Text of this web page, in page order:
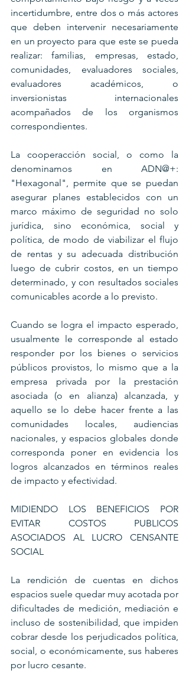
incertidumbre, entre dos o más actores
que deben intervenir necesariamente
en un proyecto para que este se pueda
realizar: familias, empresas, estado,
comunidades, evaluadores sociales,
evaluadores académicos, o
inversionistas internacionales
acompañados de los organismos
correspondientes.
La cooperacción social, o como la
denominamos en ADN@+:
"Hexagonal", permite que se puedan
asegurar planes establecidos con un
marco máximo de seguridad no solo
jurídica, sino económica, social y
política, de modo de viabilizar el flujo
de rentas y su adecuada distribución
luego de cubrir costos, en un tiempo
determinado, y con resultados sociales
comunicables acorde a lo previsto.
Cuando se logra el impacto esperado,
usualmente le corresponde al estado
responder por los bienes o servicios
públicos provistos, lo mismo que a la
empresa privada por la prestación
asociada (o en alianza) alcanzada, y
aquello se lo debe hacer frente a las
comunidades locales, audiencias
nacionales, y espacios globales donde
corresponda poner en evidencia los
logros alcanzados en términos reales
de impacto y efectividad.
MIDIENDO LOS BENEFICIOS POR
EVITAR COSTOS PUBLICOS
ASOCIADOS AL LUCRO CENSANTE
SOCIAL
La rendición de cuentas en dichos
espacios suele quedar muy acotada por
dificultades de medición, mediación e
incluso de sostenibilidad, que impiden
cobrar desde los perjudicados política,
social, o económicamente, sus haberes
por lucro cesante.